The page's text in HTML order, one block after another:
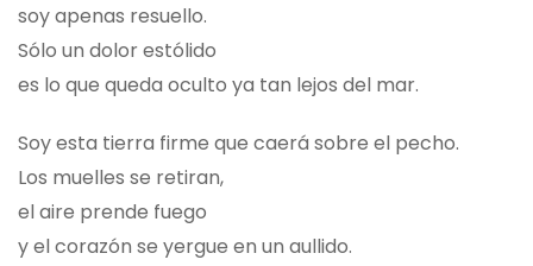
soy apenas resuello.
Sólo un dolor estólido
es lo que queda oculto ya tan lejos del mar.
Soy esta tierra firme que caerá sobre el pecho.
Los muelles se retiran,
el aire prende fuego
y el corazón se yergue en un aullido.